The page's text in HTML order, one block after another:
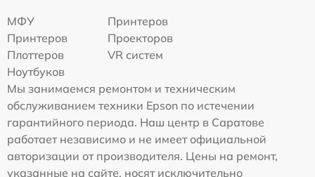
МФУ
Принтеров
Принтеров
Проекторов
Плоттеров
VR систем
Ноутбуков
Мы занимаемся ремонтом и техническим
обслуживанием техники Epson по истечении
гарантийного периода. Наш центр в Саратове
работает независимо и не имеет официальной
авторизации от производителя. Цены на ремонт,
указанные на сайте, носят исключительно